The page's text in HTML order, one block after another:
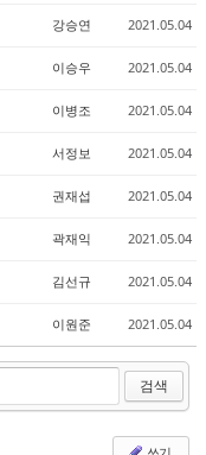
강승연 2021.05.04
이승우 2021.05.04
이병조 2021.05.04
서정보 2021.05.04
권재섭 2021.05.04
곽재익 2021.05.04
김선규 2021.05.04
이원준 2021.05.04
검색